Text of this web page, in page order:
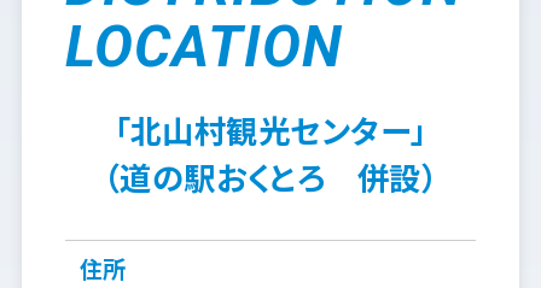
LOCATION
「北山村観光センター」
（道の駅おくとろ 併設）
住所